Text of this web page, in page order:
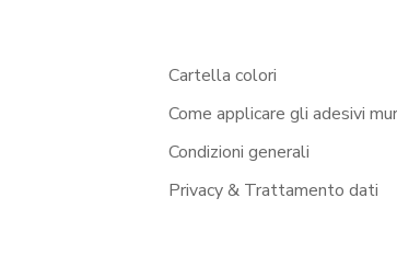
Cartella colori
Come applicare gli adesivi
Condizioni generali
Privacy & Trattamento dati